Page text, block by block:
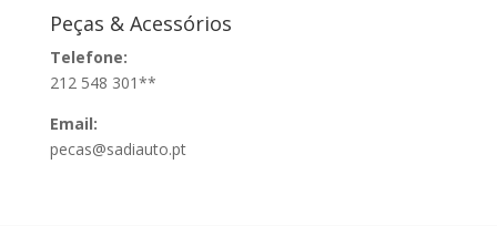
Peças & Acessórios
Telefone:
212 548 301**
Email:
pecas@sadiauto.pt